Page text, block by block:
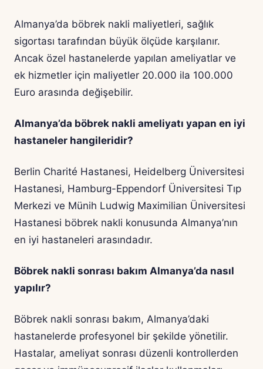
Almanya’da böbrek nakli maliyetleri, sağlık
sigortası tarafından büyük ölçüde karşılanır.
Ancak özel hastanelerde yapılan ameliyatlar ve
ek hizmetler için maliyetler 20.000 ila 100.000
Euro arasında değişebilir.
Almanya’da böbrek nakli ameliyatı yapan en iyi
hastaneler hangileridir?
Berlin Charité Hastanesi, Heidelberg Üniversitesi
Hastanesi, Hamburg-Eppendorf Üniversitesi Tıp
Merkezi ve Münih Ludwig Maximilian Üniversitesi
Hastanesi böbrek nakli konusunda Almanya’nın
en iyi hastaneleri arasındadır.
Böbrek nakli sonrası bakım Almanya’da nasıl
yapılır?
Böbrek nakli sonrası bakım, Almanya’daki
hastanelerde profesyonel bir şekilde yönetilir.
Hastalar, ameliyat sonrası düzenli kontrollerden